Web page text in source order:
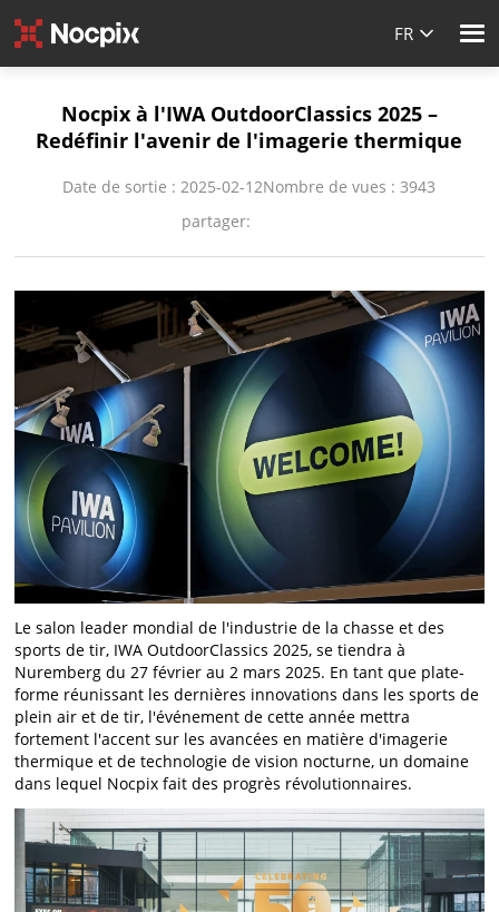
FR
Nocpix à l'IWA OutdoorClassics 2025 –
Redéfinir l'avenir de l'imagerie thermique
Date de sortie : 2025-02-12Nombre de vues : 3943
partager:
Le salon leader mondial de l'industrie de la chasse et des
sports de tir, IWA OutdoorClassics 2025, se tiendra à
Nuremberg du 27 février au 2 mars 2025. En tant que plate-
forme réunissant les dernières innovations dans les sports de
plein air et de tir, l'événement de cette année mettra
fortement l'accent sur les avancées en matière d'imagerie
thermique et de technologie de vision nocturne, un domaine
dans lequel Nocpix fait des progrès révolutionnaires.